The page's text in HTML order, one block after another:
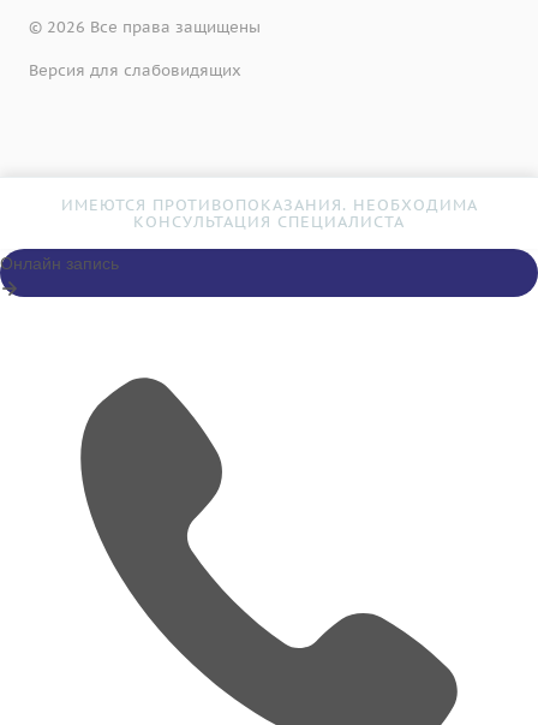
© 2026 Все права защищены
Версия для слабовидящих
ИМЕЮТСЯ ПРОТИВОПОКАЗАНИЯ. НЕОБХОДИМА
КОНСУЛЬТАЦИЯ СПЕЦИАЛИСТА